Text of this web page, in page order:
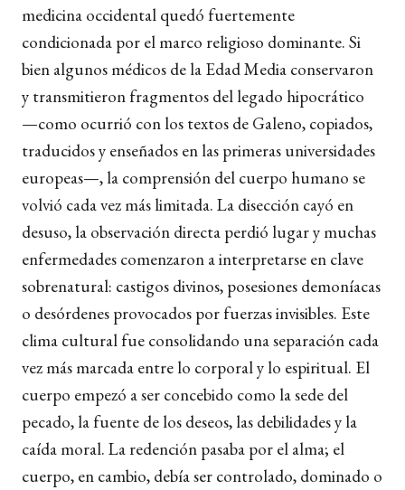
medicina occidental quedó fuertemente
condicionada por el marco religioso dominante. Si
bien algunos médicos de la Edad Media conservaron
y transmitieron fragmentos del legado hipocrático
—como ocurrió con los textos de Galeno, copiados,
traducidos y enseñados en las primeras universidades
europeas—, la comprensión del cuerpo humano se
volvió cada vez más limitada. La disección cayó en
desuso, la observación directa perdió lugar y muchas
enfermedades comenzaron a interpretarse en clave
sobrenatural: castigos divinos, posesiones demoníacas
o desórdenes provocados por fuerzas invisibles. Este
clima cultural fue consolidando una separación cada
vez más marcada entre lo corporal y lo espiritual. El
cuerpo empezó a ser concebido como la sede del
pecado, la fuente de los deseos, las debilidades y la
caída moral. La redención pasaba por el alma; el
cuerpo, en cambio, debía ser controlado, dominado o